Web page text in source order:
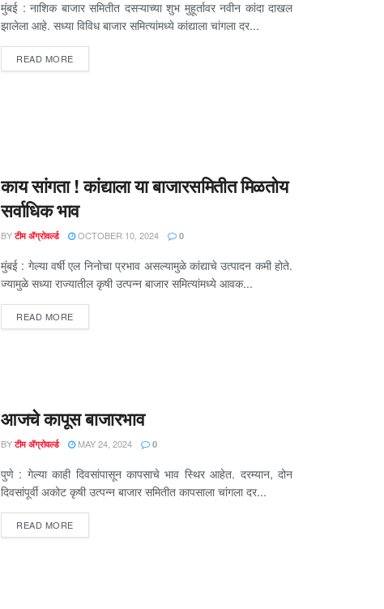
मुंबई : नाशिक बाजार समितीत दसऱ्याच्या शुभ मुहूर्तावर नवीन कांदा दाखल
झालेला आहे. सध्या विविध बाजार समित्यांमध्ये कांद्याला चांगला दर...
READ MOREDETAILS
काय सांगता ! कांद्याला या बाजारसमितीत मिळतोय
सर्वाधिक भाव
BY टीम ॲग्रोवर्ल्ड OCTOBER 10, 2024 0
मुंबई : गेल्या वर्षी एल निनोचा प्रभाव असल्यामुळे कांद्याचे उत्पादन कमी होते.
ज्यामुळे सध्या राज्यातील कृषी उत्पन्न बाजार समित्यांमध्ये आवक...
READ MOREDETAILS
आजचे कापूस बाजारभाव
BY टीम ॲग्रोवर्ल्ड MAY 24, 2024 0
पुणे : गेल्या काही दिवसांपासून कापसाचे भाव स्थिर आहेत. दरम्यान, दोन
दिवसांपूर्वी अकोट कृषी उत्पन्न बाजार समितीत कापसाला चांगला दर...
READ MOREDETAILS